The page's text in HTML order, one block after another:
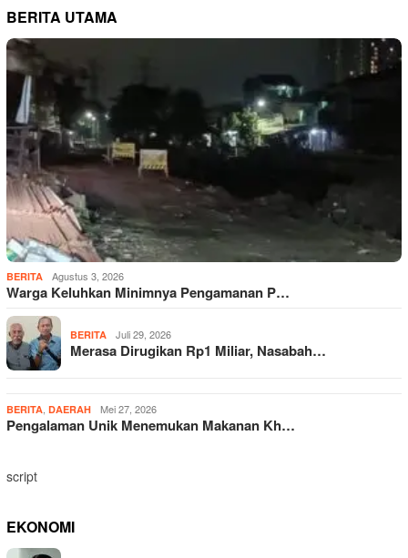
BERITA UTAMA
BERITA Agustus 3, 2026
Warga Keluhkan Minimnya Pengamanan P…
BERITA Juli 29, 2026
Merasa Dirugikan Rp1 Miliar, Nasabah…
BERITA DAERAH Mei 27, 2026
Pengalaman Unik Menemukan Makanan Kh…
script
EKONOMI